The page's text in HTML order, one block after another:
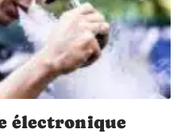
électronique